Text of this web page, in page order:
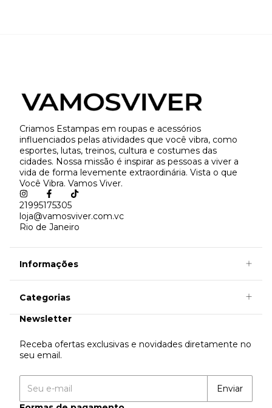
Criamos Estampas em roupas e acessórios
influenciados pelas atividades que você vibra, como
esportes, lutas, treinos, cultura e costumes das
cidades. Nossa missão é inspirar as pessoas a viver a
vida de forma levemente extraordinária. Vista o que
Você Vibra. Vamos Viver.
21995175305
loja@vamosviver.com.vc
Rio de Janeiro
Informações
Categorias
Newsletter
Receba ofertas exclusivas e novidades diretamente no
seu email.